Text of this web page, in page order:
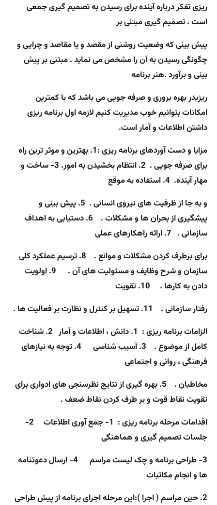
ریزی تفکر درباره آینده برای رسیدن به تصمیم گیری جمعی
است . تصمیم گیری مبتنی بر
پیش بینی که وضعیت روشنی از مقصد و یا مقاصد و چرایی و
چگونگی رسیدن به آن را مشخص می نماید . مبتنی بر پیش
بینی و برآورد .هنر برنامه
ریزیدر بهره بروری و صرفه جویی می باشد که با کمترین
امکانات بتوانیم خوب مدیریت کنیم لازمه اول برنامه ریزی
داشتن اطلاعات و آمار است.
مزایا و دست آوردهای برنامه ریزی : 1. بهترین و موثر ترین راه
برای صرفه جویی . 2. انتظام بخشیدن به امور. 3- ساخت و
مهار آینده. 4. استفاده به موقع
و به جا از ظرفیت های نیروی انسانی . 5. پیش بینی و
پیشگیری از بحران ها و مشکلات . 6. دستیابی به اهداف
سازمانی . 7. ارائه راهکارهای عملی
برای برطرف کردن مشکلات و موانع . 8. ترسیم عملکرد کلی
سازمان و شرح وظایف و مسئولیت های آن . 9. اولویت
دادن به کارها . 10. تقویت
رفتار سازمانی . 11. تسهیل بر کنترل و نظارت بر فعالیت ها .
الزامات برنامه ریزی :
1. دانش ، اطلاعات و آمار 2. شناخت
کامل از موضوع . 3. آسیب شناسی 4. توجه به نیازهای
فرهنگی ، روانی و اجتماعی
مخاطبان . 5. بهره گیری از نتایج نظرسنجی های ادواری برای
تقویت نقاط قوت و بر طرف کردن نقاط ضعف .
اقدامات مرحله برنامه ریزی :
1- جمع آوری اطلاعات 2-
جلسات تصمیم گیری و هماهنگی
3- طراحی برنامه و چک لیست مراسم 4- ارسال دعوتنامه
ها و انجام مکاتبات
2. حین مراسم ( اجرا ):
این مرحله اجرای برنامه از پیش طراحی